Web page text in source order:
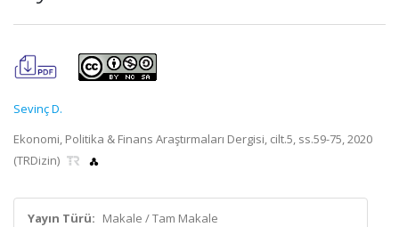
Sevinç D.
Ekonomi, Politika & Finans Araştırmaları Dergisi, cilt.5, ss.59-75, 2020
(TRDizin)
Yayın Türü: Makale / Tam Makale